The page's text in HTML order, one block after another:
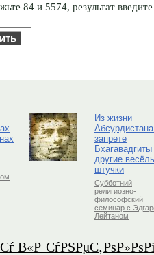
84 и 5574, результат
Из жизни
запрете
Бхагавадгиты
другие
штучки
Субботний
религиозно-
философский
семинар с
Лейтаном
В«Р